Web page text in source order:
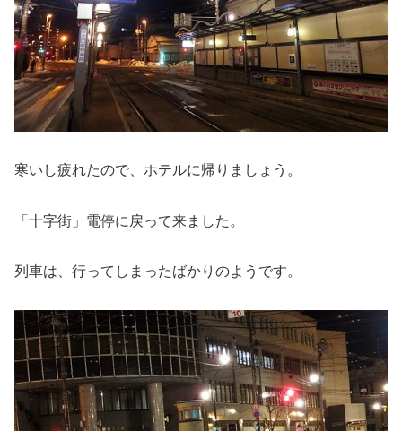
寒いし疲れたので、ホテルに帰りましょう。
「十字街」電停に戻って来ました。
列車は、行ってしまったばかりのようです。